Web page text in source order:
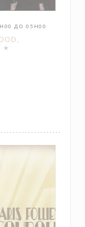
ДО 05H00
★